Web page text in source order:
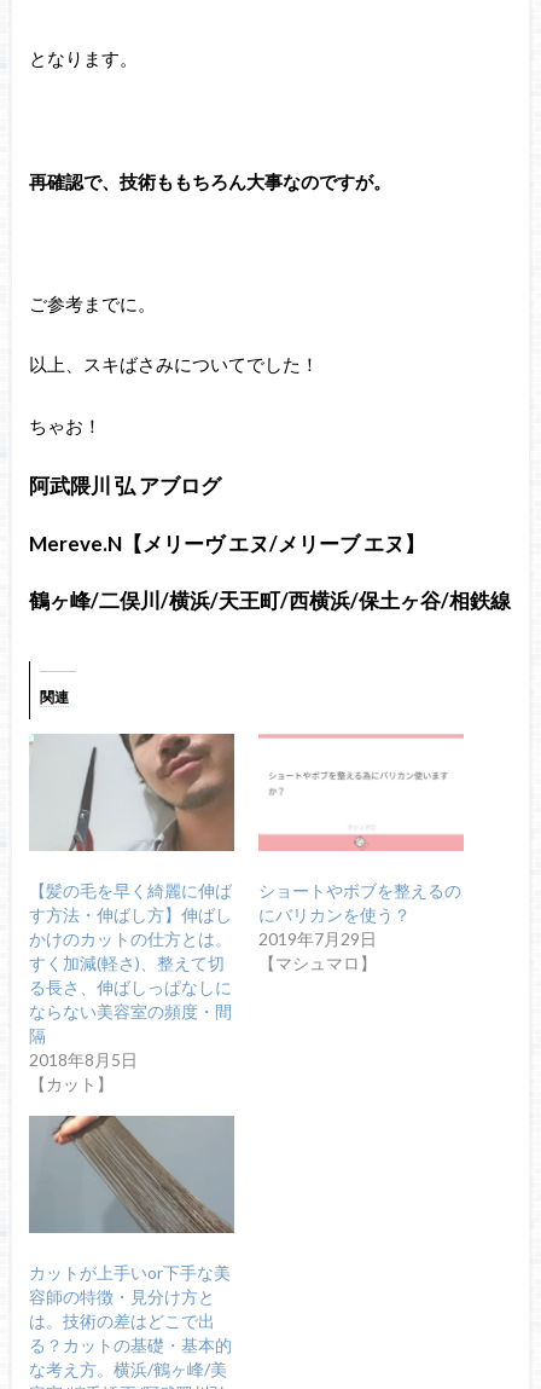
となります。
再確認で、技術ももちろん大事なのですが。
ご参考までに。
以上、スキばさみについてでした！
ちゃお！
阿武隈川 弘 アブログ
Mereve.N【メリーヴ エヌ/メリーブ エヌ】
鶴ヶ峰/二俣川/横浜/天王町/西横浜/保土ヶ谷/相鉄線
関連
【髪の毛を早く綺麗に伸ば
す方法・伸ばし方】伸ばし
かけのカットの仕方とは。
すく加減(軽さ)、整えて切
る長さ、伸ばしっぱなしに
ならない美容室の頻度・間
隔
2018年8月5日
【カット】
ショートやボブを整えるの
にバリカンを使う？
2019年7月29日
【マシュマロ】
カットが上手いor下手な美
容師の特徴・見分け方と
は。技術の差はどこで出
る？カットの基礎・基本的
な考え方。横浜/鶴ヶ峰/美